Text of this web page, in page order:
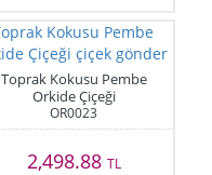
Toprak Kokusu Pembe
Orkide Çiçeği
OR0023
2,498.88 TL